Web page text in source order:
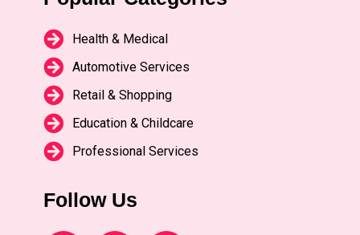
Health & Medical
Automotive Services
Retail & Shopping
Education & Childcare
Professional Services
Follow Us